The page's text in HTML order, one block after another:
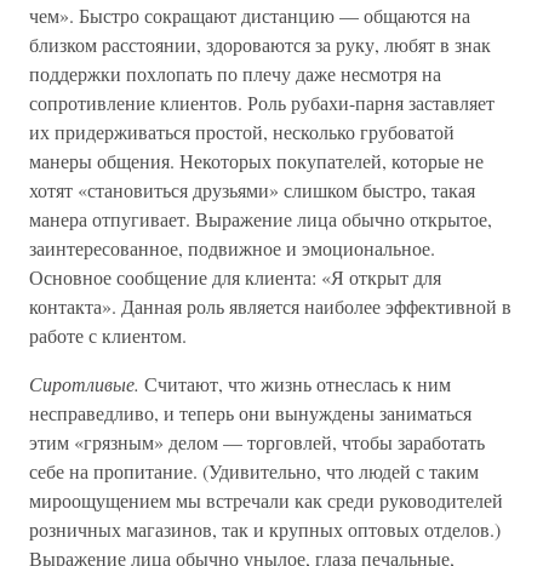
чем». Быстро сокращают дистанцию — общаются на
близком расстоянии, здороваются за руку, любят в знак
поддержки похлопать по плечу даже несмотря на
сопротивление клиентов. Роль рубахи-парня заставляет
их придерживаться простой, несколько грубоватой
манеры общения. Некоторых покупателей, которые не
хотят «становиться друзьями» слишком быстро, такая
манера отпугивает. Выражение лица обычно открытое,
заинтересованное, подвижное и эмоциональное.
Основное сообщение для клиента: «Я открыт для
контакта». Данная роль является наиболее эффективной в
работе с клиентом.
Сиротливые. Считают, что жизнь отнеслась к ним
несправедливо, и теперь они вынуждены заниматься
этим «грязным» делом — торговлей, чтобы заработать
себе на пропитание. (Удивительно, что людей с таким
мироощущением мы встречали как среди руководителей
розничных магазинов, так и крупных оптовых отделов.)
Выражение лица обычно унылое, глаза печальные,